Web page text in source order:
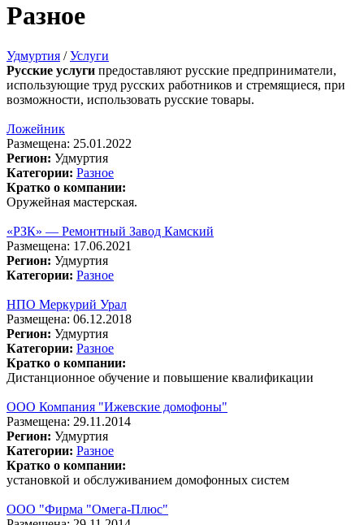
Разное
Удмуртия /Услуги
Русские услуги предоставляют русские предприниматели,
использующие труд русских работников и стремящиеся, при
возможности, использовать русские товары.
Ложейник
Размещена: 25.01.2022
Регион: Удмуртия
Категории: Разное
Кратко о компании:
Оружейная мастерская.
«РЗК» — Ремонтный Завод Камский
Размещена: 17.06.2021
Регион: Удмуртия
Категории: Разное
НПО Меркурий Урал
Размещена: 06.12.2018
Регион: Удмуртия
Категории: Разное
Кратко о компании:
Дистанционное обучение и повышение квалификации
ООО Компания "Ижевские домофоны"
Размещена: 29.11.2014
Регион: Удмуртия
Категории: Разное
Кратко о компании:
установкой и обслуживанием домофонных систем
ООО "Фирма "Омега-Плюс"